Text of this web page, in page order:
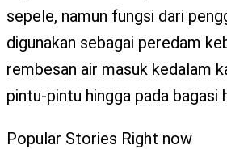
X
sepele, namun fungsi dari
digunakan sebagai peredam
rembesan air masuk kedalam
pintu-pintu hingga pada
Popular Stories Right now